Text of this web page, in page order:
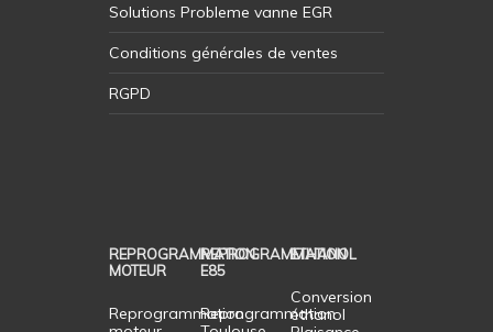
Solutions Probleme vanne EGR
Conditions générales de ventes
RGPD
REPROGRAMMATION
MOTEUR
Reprogrammation
REPROGRAMMATION
E85
Reprogrammation
ETHANOL
Conversion
éthanol